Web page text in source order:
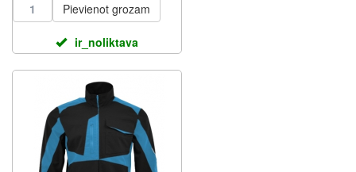
Pievienot grozam
ir_noliktava